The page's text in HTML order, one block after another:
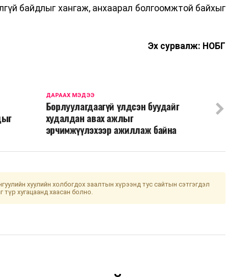
байдлыг хангаж, анхаарал болгоомжтой байхыг
Эх сурвалж: НОБГ
ДАРААХ МЭДЭЭ
Борлуулагдаагүй үлдсэн буудайг
худалдан авах ажлыг
эрчимжүүлэхээр ажиллаж байна
хуулийн холбогдох заалтын хүрээнд тус сайтын сэтгэгдэл
түр хугацаанд хаасан болно.